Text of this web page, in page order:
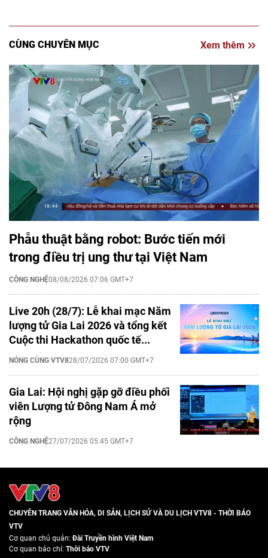
CÙNG CHUYÊN MỤC Xem thêm
Phẫu thuật bằng robot: Bước tiến mới
trong điều trị ung thư tại Việt Nam
CÔNG NGHỆ08/08/2026 07:06 GMT+7
Live 20h (28/7): Lễ khai mạc Năm
lượng tử Gia Lai 2026 và tổng kết
Cuộc thi Hackathon quốc tế...
NÓNG CÙNG VTV828/07/2026 07:00 GMT+7
Gia Lai: Hội nghị gặp gỡ điều phối
viên Lượng tử Đông Nam Á mở
rộng
CÔNG NGHỆ27/07/2026 05:45 GMT+7
CHUYÊN TRANG VĂN HÓA, DI SẢN, LỊCH SỬ VÀ DU LỊCH VTV8 - THỜI BÁO
VTV
Cơ quan chủ quản:Đài Truyền hình Việt Nam
Cơ quan báo chí: Thời báo VTV